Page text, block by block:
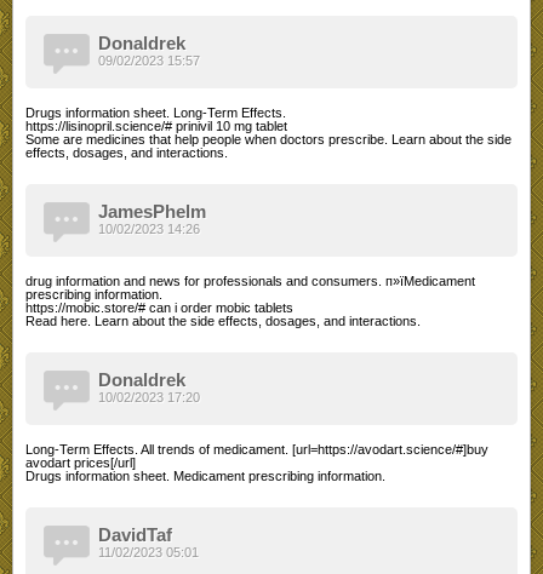
Donaldrek
Drugs information sheet. Long-Term Effects.
https://lisinopril.science/# prinivil 10 mg tablet
Some are medicines that help people when doctors prescribe. Learn about the side
effects, dosages, and interactions.
09/02/2023 15:57
JamesPhelm
drug information and news for professionals and consumers. п»їMedicament
prescribing information.
https://mobic.store/# can i order mobic tablets
Read here. Learn about the side effects, dosages, and interactions.
10/02/2023 14:26
Donaldrek
Long-Term Effects. All trends of medicament. [url=https://avodart.science/#]buy
avodart prices[/url]
Drugs information sheet. Medicament prescribing information.
10/02/2023 17:20
DavidTaf
11/02/2023 05:01